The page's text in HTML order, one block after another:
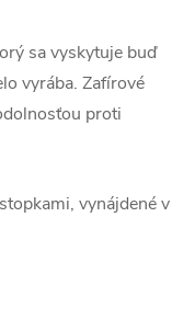
sa vyskytuje buď
vyrába. Zafírové
proti
vynájdené v